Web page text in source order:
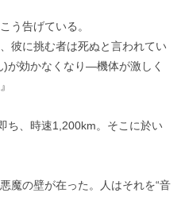
う告げている。
彼に挑む者は死ぬと言われてい
が効かなくなり―機体が激しく
ち、時速1,200km。そこに於い
魔の壁が在った。人はそれを“音